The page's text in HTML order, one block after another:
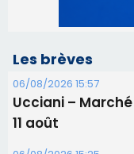
Les brèves
06/08/2026 15:57
Ucciani –
11 août